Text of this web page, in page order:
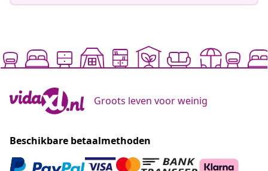
Groots leven voor weinig
Beschikbare betaalmethoden